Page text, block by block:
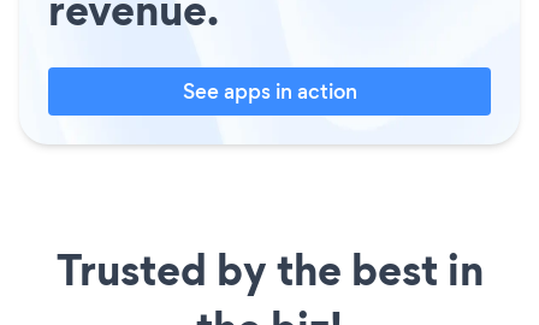
See apps in action
Trusted by the best in